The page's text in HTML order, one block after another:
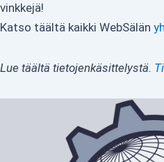
vinkkejä!
Katso täältä kaikki WebSälän
Lue täältä tietojenkäsittelystä.